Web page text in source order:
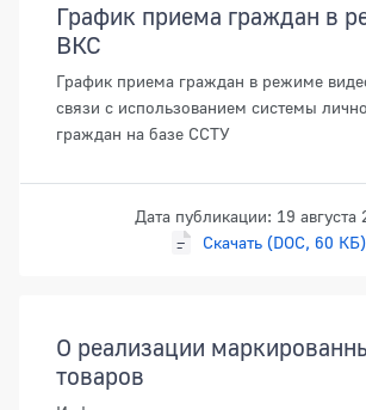
График приема граждан в
ВКС
График приема граждан в режиме
связи с использованием системы
граждан на базе ССТУ
Дата публикации: 19 августа
Скачать (DOC, 60 КБ)
О реализации
товаров